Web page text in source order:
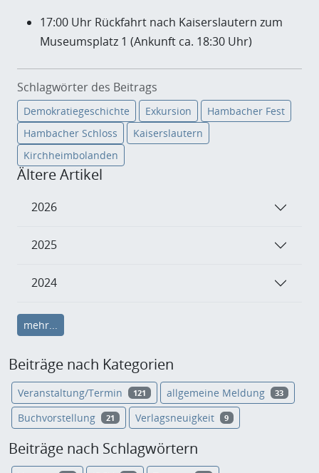
17:00 Uhr Rückfahrt nach Kaiserslautern zum
Museumsplatz 1 (Ankunft ca. 18:30 Uhr)
Schlagwörter des Beitrags
Demokratiegeschichte Exkursion
Hambacher Fest
Hambacher Schloss
Kaiserslautern
Kirchheimbolanden
Ältere Artikel
2026
2025
2024
mehr...
Beiträge nach Kategorien
Veranstaltung/Termin 121 allgemeine Meldung 33
Buchvorstellung 21 Verlagsneuigkeit 9
Beiträge nach Schlagwörtern